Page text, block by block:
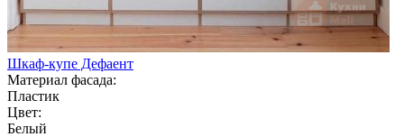
Шкаф-купе Дефаент
Материал фасада:
Пластик
Цвет:
Белый